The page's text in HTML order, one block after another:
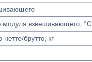
модуля взвешивающего, °С
брутто, кг